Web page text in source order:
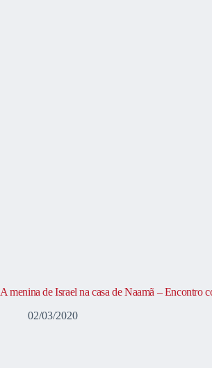
A menina de Israel na casa de Naamã – Encontro
02/03/2020